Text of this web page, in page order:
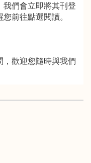
我們會立即將其刊登
前往點選閱讀。
，歡迎您隨時與我們